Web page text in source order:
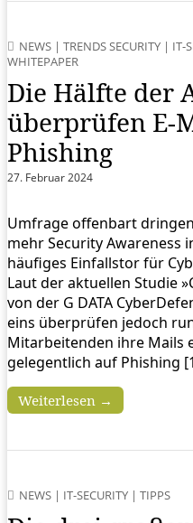
NEWS | TRENDS SECURITY | IT-
WHITEPAPER
Die Hälfte der
überprüfen E-
Phishing
27. Februar 2024
Umfrage offenbart
mehr Security Awareness
häufiges Einfallstor für
Laut der aktuellen Studie
von der G DATA
eins überprüfen jedoch
Mitarbeitenden ihre Mails
gelegentlich auf Phishing
Weiterlesen →
NEWS | IT-SECURITY | TIPPS